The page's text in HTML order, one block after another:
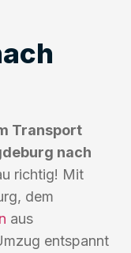
Transport
nach
richtig! Mit
dem
aus
entspannt